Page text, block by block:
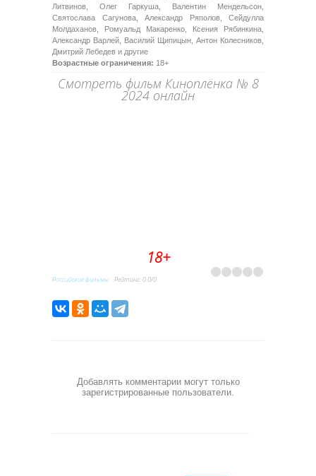
Литвинов, Олег Гаркуша, Валентин Мендельсон,
Святослава Сагунова, Александр Ряполов, Сейдулла
Молдаханов, Ромуальд Макаренко, Ксения Рябинкина,
Александр Варлей, Василий Щипицын, Антон Колесников,
Дмитрий Лебедев и другие
Возрастные ограничения: 18+
Смотреть фильм Киноплёнка № 8
2024 онлайн
18+
Российские фильмы Рейтинг:0.0/0
Добавлять комментарии могут только
зарегистрированные пользователи.